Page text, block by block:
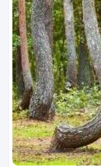
کارشناسان ما با
فرمایید.